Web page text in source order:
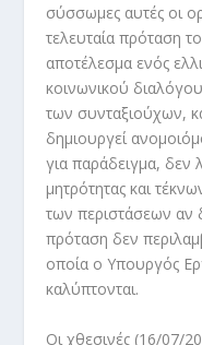
σύσσωμες αυτές οι
τελευταία πρόταση
αποτέλεσμα ενός
κοινωνικού
των συνταξιούχων,
δημιουργεί
για παράδειγμα, δεν
μητρότητας και
των περιστάσεων αν
πρόταση δεν
οποία ο Υπουργός
καλύπτονται.
Οι χθεσινές (16/07/